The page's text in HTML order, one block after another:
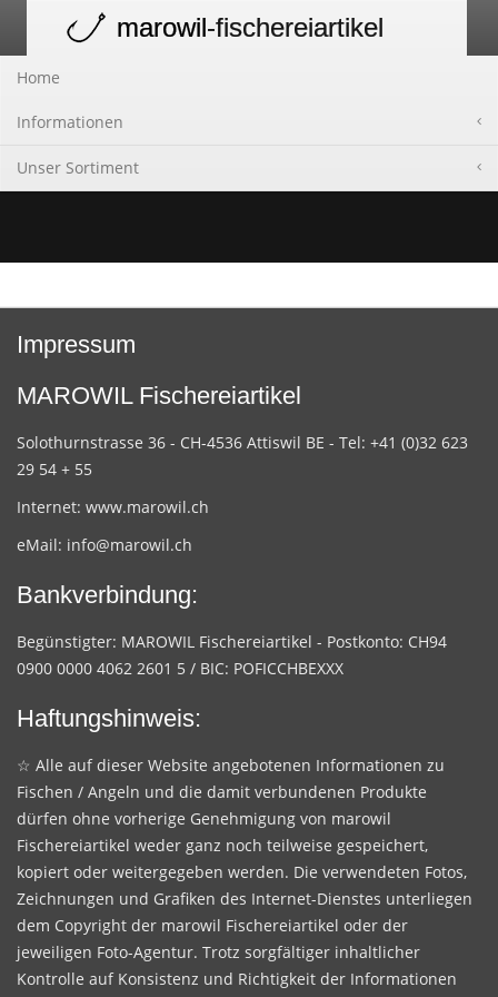
navigation
marowil-fischereiartikel
Home
Informationen
Unser Sortiment
Impressum
MAROWIL Fischereiartikel
Solothurnstrasse 36 - CH-4536 Attiswil BE - Tel: +41 (0)32 623
29 54 + 55
Internet: www.marowil.ch
eMail: info@marowil.ch
Bankverbindung:
Begünstigter: MAROWIL Fischereiartikel - Postkonto: CH94
0900 0000 4062 2601 5 / BIC: POFICCHBEXXX
Haftungshinweis:
☆ Alle auf dieser Website angebotenen Informationen zu
Fischen / Angeln und die damit verbundenen Produkte
dürfen ohne vorherige Genehmigung von marowil
Fischereiartikel weder ganz noch teilweise gespeichert,
kopiert oder weitergegeben werden. Die verwendeten Fotos,
Zeichnungen und Grafiken des Internet-Dienstes unterliegen
dem Copyright der marowil Fischereiartikel oder der
jeweiligen Foto-Agentur. Trotz sorgfältiger inhaltlicher
Kontrolle auf Konsistenz und Richtigkeit der Informationen